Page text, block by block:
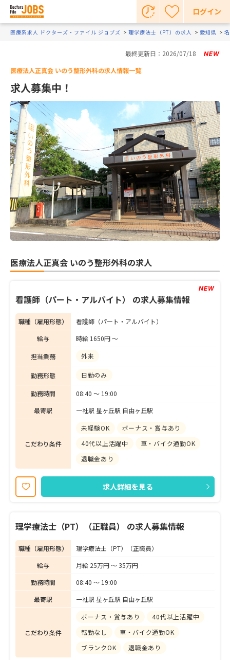
ログイン
医療系求人 ドクターズ・ファイル ジョブズ 理学療法士（PT）の求人 愛知県
最終更新日：2026/07/18
医療法人正真会 いのう整形外科の求人情報一覧
求人募集中！
医療法人正真会 いのう整形外科の求人
看護師（パート・アルバイト） の求人募集情報
職種（雇用形態）
看護師（パート・アルバイト）
給与
時給 1650円 〜
担当業務 外来
勤務形態 日勤のみ
勤務時間
08:40 〜 19:00
最寄駅
一社駅 星ヶ丘駅 自由ヶ丘駅
こだわり条件
未経験OK
ボーナス・賞与あり
40代以上活躍中
車・バイク通勤OK
退職金あり
求人詳細を見る
理学療法士（PT）（正職員） の求人募集情報
職種（雇用形態）
理学療法士（PT）（正職員）
給与
月給 25万円 〜 35万円
勤務時間
08:40 〜 19:00
最寄駅
一社駅 星ヶ丘駅 自由ヶ丘駅
こだわり条件
ボーナス・賞与あり
40代以上活躍中
転勤なし
車・バイク通勤OK
ブランクOK
退職金あり